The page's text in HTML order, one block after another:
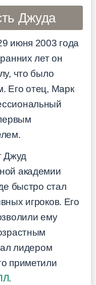
Джуда
июня 2003 года
лет он
что было
Его отец, Марк
Джуд
академии
быстро стал
игроков. Его
ему
лидером
приметили
.